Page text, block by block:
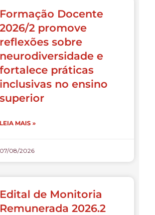
Formação Docente
2026/2 promove
reflexões sobre
neurodiversidade e
fortalece práticas
inclusivas no ensino
superior
LEIA MAIS »
07/08/2026
Edital de Monitoria
Remunerada 2026.2